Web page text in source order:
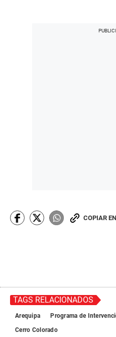
COPIAR
TAGS RELACIONADOS
Arequipa
Programa de
Cerro Colorado